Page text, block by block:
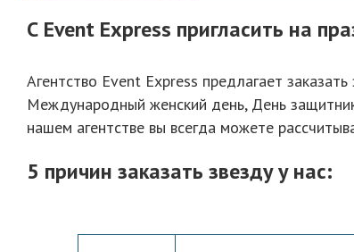
С Event Express пригласить на
Агентство Event Express предлагает
Международный женский день, День
нашем агентстве вы всегда можете
5 причин заказать звезду у нас: